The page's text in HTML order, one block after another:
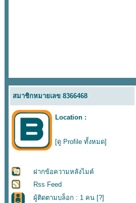
สมาชิกหมายเลข 8366468
Location :
[ดู Profile ทั้งหมด]
ฝากข้อความหลังไมค์
Rss Feed
ผู้ติดตามบล็อก : 1 คน [?]